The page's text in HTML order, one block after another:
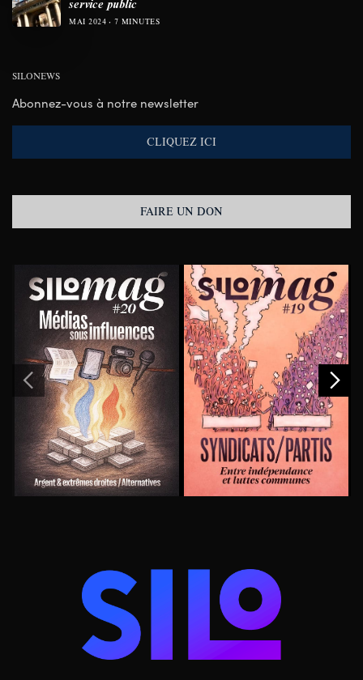
MAI 2024 7 MINUTES
SILONEWS
Abonnez-vous à notre newsletter
CLIQUEZ ICI
FAIRE UN DON